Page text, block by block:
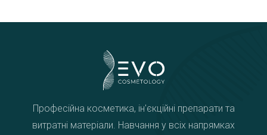
Професійна косметика, ін'єкційні препарати та
витратні матеріали. Навчання у всіх напрямках